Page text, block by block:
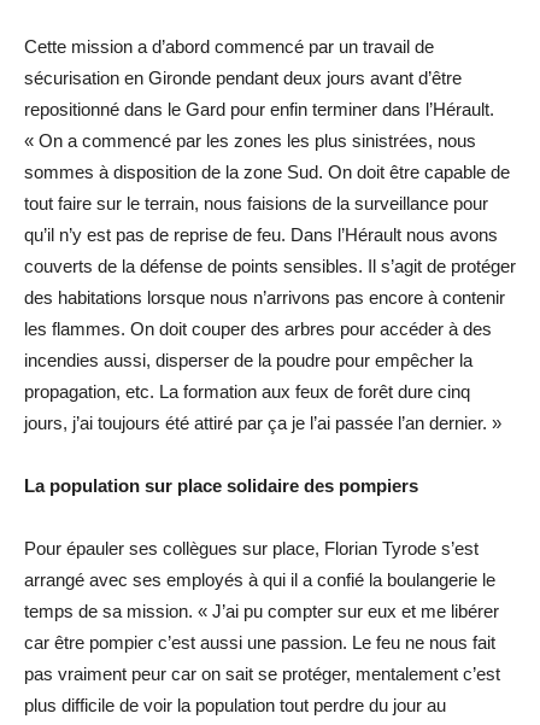
Cette mission a d’abord commencé par un travail de
sécurisation en Gironde pendant deux jours avant d’être
repositionné dans le Gard pour enfin terminer dans l’Hérault.
« On a commencé par les zones les plus sinistrées, nous
sommes à disposition de la zone Sud. On doit être capable de
tout faire sur le terrain, nous faisions de la surveillance pour
qu’il n’y est pas de reprise de feu. Dans l’Hérault nous avons
couverts de la défense de points sensibles. Il s’agit de protéger
des habitations lorsque nous n’arrivons pas encore à contenir
les flammes. On doit couper des arbres pour accéder à des
incendies aussi, disperser de la poudre pour empêcher la
propagation, etc. La formation aux feux de forêt dure cinq
jours, j’ai toujours été attiré par ça je l’ai passée l’an dernier. »
La population sur place solidaire des pompiers
Pour épauler ses collègues sur place, Florian Tyrode s’est
arrangé avec ses employés à qui il a confié la boulangerie le
temps de sa mission. « J’ai pu compter sur eux et me libérer
car être pompier c’est aussi une passion. Le feu ne nous fait
pas vraiment peur car on sait se protéger, mentalement c’est
plus difficile de voir la population tout perdre du jour au